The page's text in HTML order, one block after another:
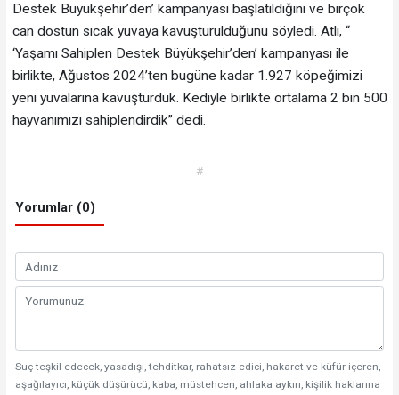
Destek Büyükşehir’den’ kampanyası başlatıldığını ve birçok
can dostun sıcak yuvaya kavuşturulduğunu söyledi. Atlı, “
‘Yaşamı Sahiplen Destek Büyükşehir’den’ kampanyası ile
birlikte, Ağustos 2024’ten bugüne kadar 1.927 köpeğimizi
yeni yuvalarına kavuşturduk. Kediyle birlikte ortalama 2 bin 500
hayvanımızı sahiplendirdik” dedi.
#
Yorumlar (0)
Suç teşkil edecek, yasadışı, tehditkar, rahatsız edici, hakaret ve küfür içeren,
aşağılayıcı, küçük düşürücü, kaba, müstehcen, ahlaka aykırı, kişilik haklarına